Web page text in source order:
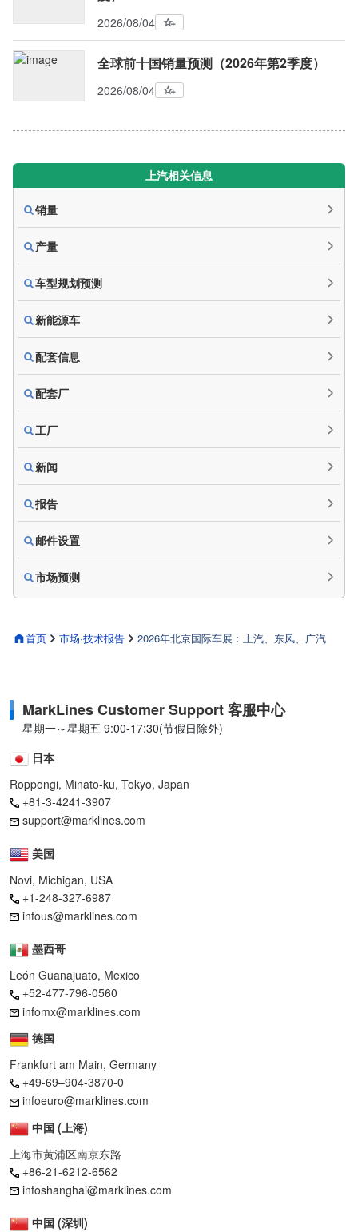
首页 市场·技术报告 2026年北京国际车展：上汽、东风、广汽
2026/08/04
全球前十国销量预测（2026年第2季度）
2026/08/04
上汽相关信息
销量
产量
车型规划预测
新能源车
配套信息
配套厂
工厂
新闻
报告
邮件设置
市场预测
MarkLines Customer Support 客服中心
星期一～星期五 9:00-17:30(节假日除外)
日本
Roppongi, Minato-ku, Tokyo, Japan
+81-3-4241-3907
support@marklines.com
美国
Novi, Michigan, USA
+1-248-327-6987
infous@marklines.com
墨西哥
León Guanajuato, Mexico
+52-477-796-0560
infomx@marklines.com
德国
Frankfurt am Main, Germany
+49-69–904-3870-0
infoeuro@marklines.com
中国 (上海)
上海市黄浦区南京东路
+86-21-6212-6562
infoshanghai@marklines.com
中国 (深圳)